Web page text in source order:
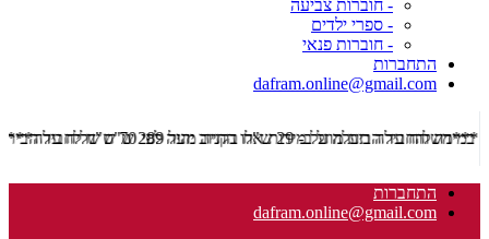
- חוברות צביעה
- ספרי ילדים
- חוברות פנאי
התחברות
dafram.online@gmail.com
***משלוח עד הבית מוזל ב- 29 ש"ח בקניה מעל 289 ש"ח שליח עד הבית ***
התחברות
dafram.online@gmail.com